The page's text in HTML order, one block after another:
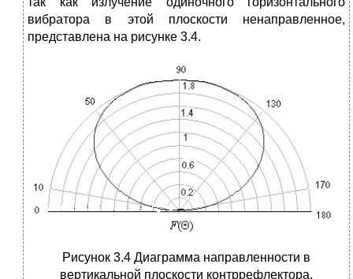
вибратора в этой плоскости ненаправленное,
представлена на рисунке 3.4.
Рисунок 3.4 Диаграмма направленности в
вертикальной плоскости контррефлектора.